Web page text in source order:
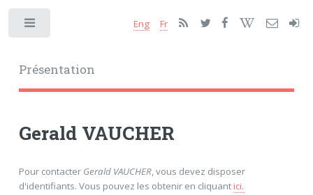
Présentation
Eng Fr
Gerald VAUCHER
Pour contacter Gerald VAUCHER, vous devez disposer
d'identifiants. Vous pouvez les obtenir en cliquantici.